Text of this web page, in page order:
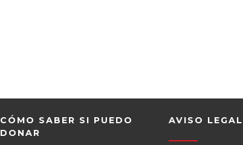
CÓMO SABER SI PUEDO
DONAR
AVISO LEGAL